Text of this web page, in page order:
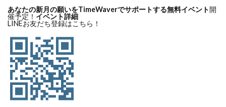
あなたの新月の願いをTimeWaverでサポートする無料イベント開
催予定！ イベント詳細
LINEお友だち登録はこちら！